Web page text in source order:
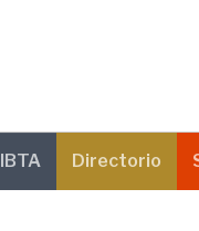
IBTA Directorio